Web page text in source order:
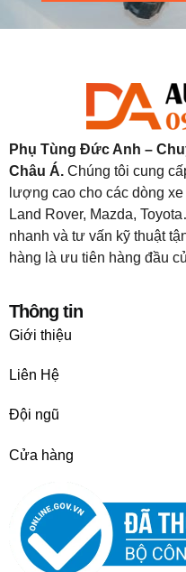
Phụ Tùng Đức Anh –
Châu Á. Chúng tôi cung
lượng cao cho các dòng
Land Rover, Mazda,
nhanh và tư vấn kỹ thuật
hàng là ưu tiên hàng đầu
Thông tin
Giới thiệu
Liên Hệ
Đội ngũ
Cửa hàng